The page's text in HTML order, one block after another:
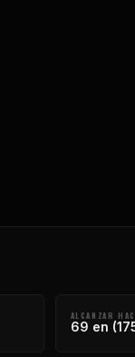
ALCANZAR
69 en